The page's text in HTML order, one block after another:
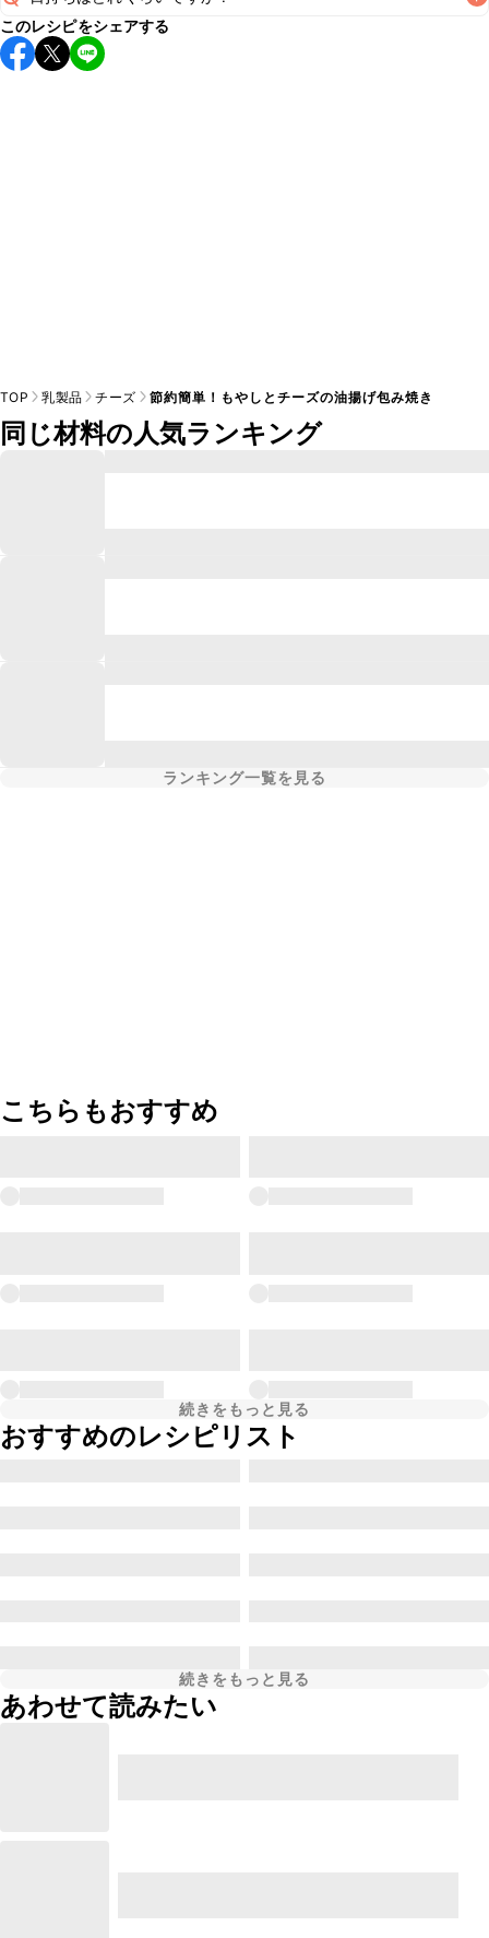
保存期間は冷蔵で翌日中が目安です。なるべくお早めにお召
し上がりください。
このレシピをシェアする
TOP 乳製品 チーズ 節約簡単！もやしとチーズの油揚げ包み焼き
同じ材料の人気ランキング
ランキング一覧を見る
こちらもおすすめ
続きをもっと見る
おすすめのレシピリスト
続きをもっと見る
あわせて読みたい